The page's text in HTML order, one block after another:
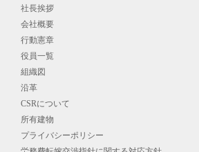
社長挨拶
会社概要
行動憲章
役員一覧
組織図
沿革
CSRについて
所有建物
プライバシーポリシー